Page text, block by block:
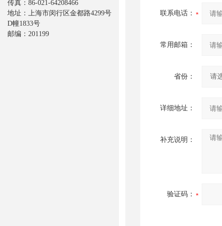
联系电话：
常用邮箱：
省份：
详细地址：
补充说明：
验证码：
传真：86-021-64208466
地址：上海市闵行区金都路4299号
D幢1833号
邮编：201199